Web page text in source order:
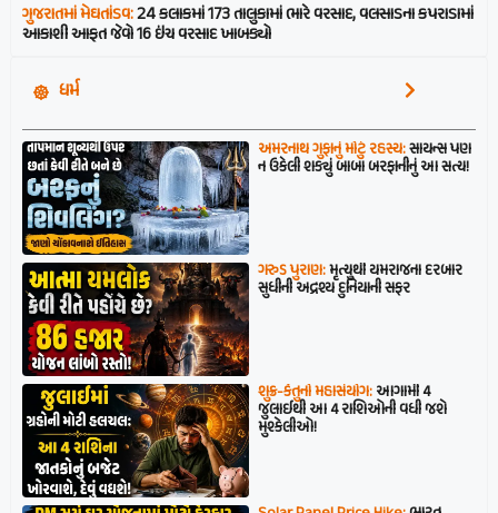
ગુજરાતમાં મેઘતાંડવ:24 કલાકમાં 173 તાલુકામાં ભારે વરસાદ, વલસાડના કપરાડામાં
આકાશી આફત જેવો 16 ઇંચ વરસાદ ખાબક્યો
ધર્મ
અમરનાથ ગુફાનું મોટું રહસ્ય:સાયન્સ પણ
ન ઉકેલી શક્યું બાબા બરફાનીનું આ સત્ય!
ગરુડ પુરાણ:મૃત્યુથી યમરાજના દરબાર
સુધીની અદ્રશ્ય દુનિયાની સફર
શુક્ર-કેતુનો મહાસંયોગ:આગામી 4
જુલાઈથી આ 4 રાશિઓની વધી જશે
મુશ્કેલીઓ!